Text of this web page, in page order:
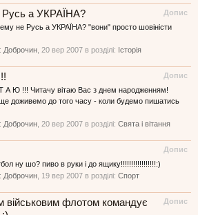
Допис
Русь а УКРАЇНА?
не Русь а УКРАЇНА? "вони" просто шовіністи
Доброчин 20 вер 2007 в розділі: Історія
Допис
Т А Ю !!! Читачу вітаю Вас з днем народженням!
доживемо до того часу - коли будемо пишатись
Доброчин 20 вер 2007 в розділі: Свята і вітання
Допис
ну шо? пиво в руки і до ящику!!!!!!!!!!!!!!!!!:)
Доброчин 19 вер 2007 в розділі: Спорт
Допис
військовим флотом командує